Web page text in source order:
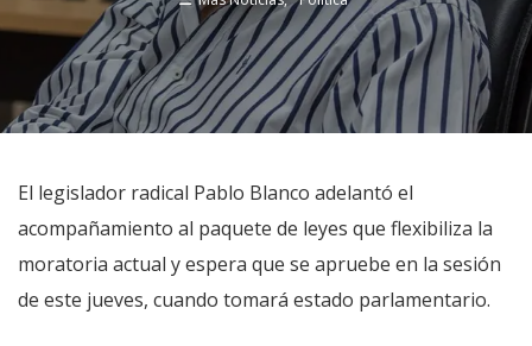
El legislador radical Pablo Blanco adelantó el
acompañamiento al paquete de leyes que flexibiliza la
moratoria actual y espera que se apruebe en la sesión
de este jueves, cuando tomará estado parlamentario.